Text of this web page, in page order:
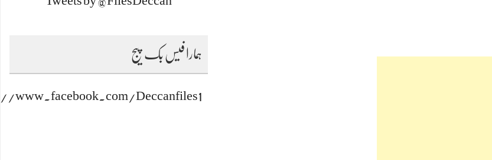
ہمارا فیس بک پیج
www.facebook.com/Deccanfiles1